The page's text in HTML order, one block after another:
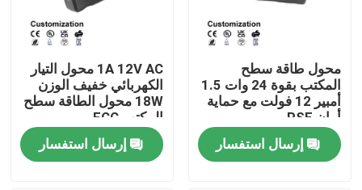
محول طاقة سطح
المكتب بقوة 24 وات 1.5
أمبير 12 فولت مع حماية
أمان PSE
إرسال استفسار
1A 12V AC محول التيار
الكهربائي خفيف الوزن
18W محول الطاقة سطح
المكتب FCC
إرسال استفسار